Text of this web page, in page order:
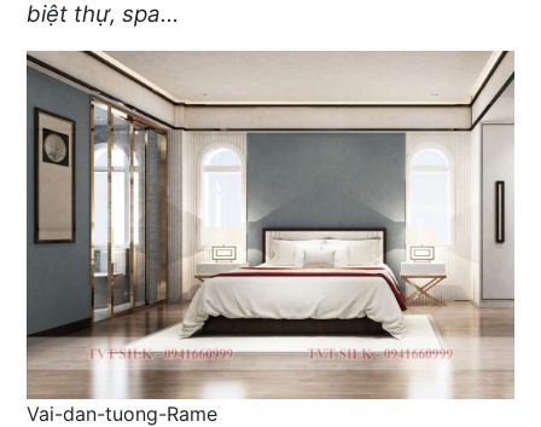
biệt thự, spa…
Vai-dan-tuong-Rame